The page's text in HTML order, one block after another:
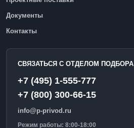
Документы
Контакты
СВЯЗАТЬСЯ С ОТДЕЛОМ ПОДБОРА
+7 (495) 1-555-777
+7 (800) 300-66-15
info@p-privod.ru
Режим работы: 8:00-18:00